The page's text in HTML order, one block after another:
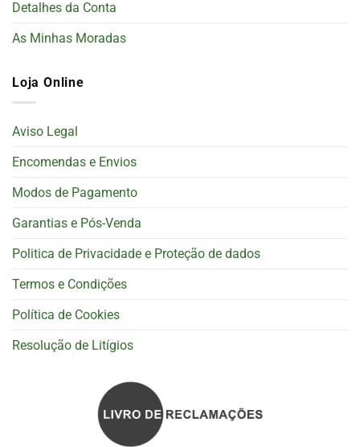
Detalhes da Conta
As Minhas Moradas
Loja Online
Aviso Legal
Encomendas e Envios
Modos de Pagamento
Garantias e Pós-Venda
Politica de Privacidade e Proteção de dados
Termos e Condições
Política de Cookies
Resolução de Litígios